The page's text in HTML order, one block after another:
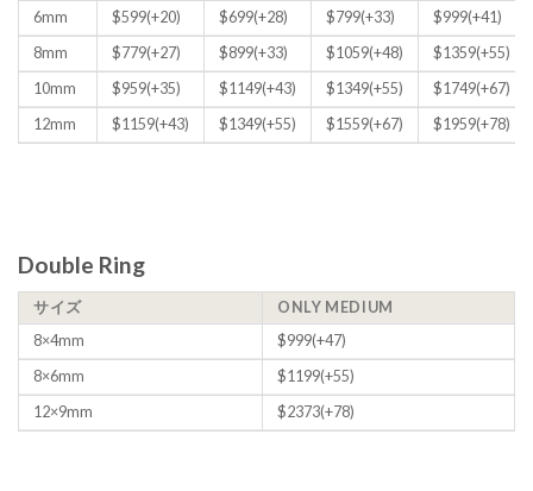
6mm
$599(+20) $699(+28) $799(+33)
$999(+41)
8mm
$779(+27) $899(+33) $1059(+48)
$1359(+55)
10mm
$959(+35) $1149(+43) $1349(+55)
$1749(+67)
12mm
$1159(+43) $1349(+55) $1559(+67) $1959(+78)
Double Ring
サイズ
ONLY MEDIUM
8×4mm
$999(+47)
8×6mm
$1199(+55)
12×9mm
$2373(+78)